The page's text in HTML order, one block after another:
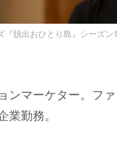
『脱出おひとり島』シーズン
ンマーケター。フ
業勤務。